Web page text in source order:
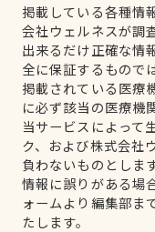
掲載している各種情
会社ウェルネスが調
出来るだけ正確な情
全に保証するもので
掲載されている医療
に必ず該当の医療機
当サービスによって
ク、および株式会社
負わないものとします
情報に誤りがある場
ォームより編集部ま
たします。